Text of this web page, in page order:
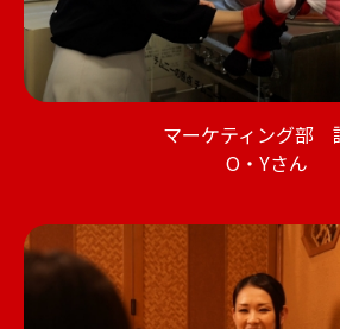
マーケティング部
O・Yさん